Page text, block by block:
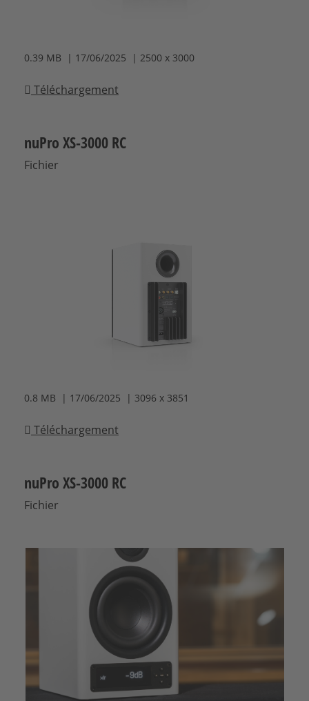
0.39 MB | 17/06/2025 | 2500 x 3000
Téléchargement
nuPro XS-3000 RC
Fichier
0.8 MB | 17/06/2025 | 3096 x 3851
Téléchargement
nuPro XS-3000 RC
Fichier